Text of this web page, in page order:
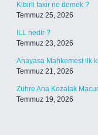
Kibirli fakir ne demek ?
Temmuz 25, 2026
ILL nedir ?
Temmuz 23, 2026
Anayasa Mahkemesi ilk
Temmuz 21, 2026
Zühre Ana Kozalak
Temmuz 19, 2026